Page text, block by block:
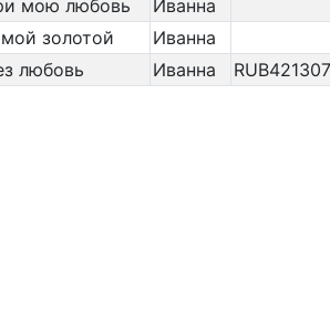
мою любовь
Иванна
золотой
Иванна
любовь Иванна